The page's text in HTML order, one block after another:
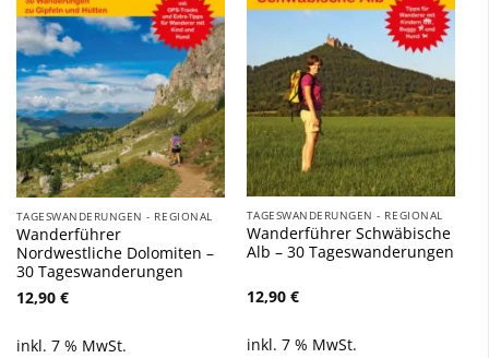
TAGESWANDERUNGEN - REGIONAL
Wanderführer
Nordwestliche Dolomiten –
30 Tageswanderungen
12,90 €
inkl. 7 % MwSt.
TAGESWANDERUNGEN - REGIONAL
Wanderführer Schwäbische
Alb – 30 Tageswanderungen
12,90 €
inkl. 7 % MwSt.